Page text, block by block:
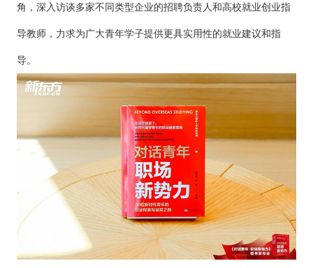
角，深入访谈多家不同类型企业的招聘负责人和高校就业创业指
导教师，力求为广大青年学子提供更具实用性的就业建议和指
导。